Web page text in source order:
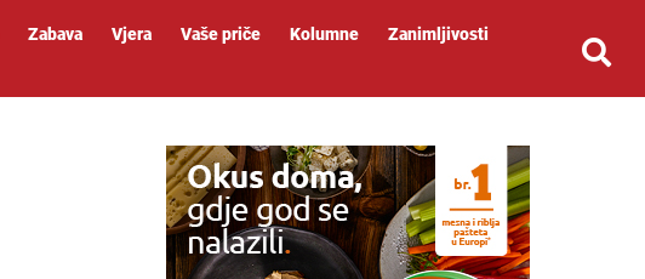
Zabava Vjera Vaše priče Kolumne
Zanimljivosti